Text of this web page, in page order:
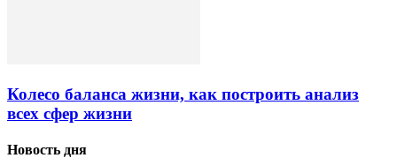
Колесо баланса жизни, как построить анализ
всех сфер жизни
Новость дня